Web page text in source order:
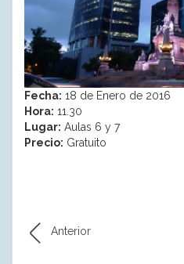
Fecha: 18 de Enero de 2016
Hora: 11.30
Lugar: Aulas 6 y 7
Precio: Gratuito
Anterior